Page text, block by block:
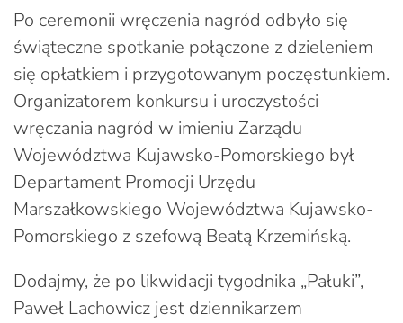
Po ceremonii wręczenia nagród odbyło się
świąteczne spotkanie połączone z dzieleniem
się opłatkiem i przygotowanym poczęstunkiem.
Organizatorem konkursu i uroczystości
wręczania nagród w imieniu Zarządu
Województwa Kujawsko-Pomorskiego był
Departament Promocji Urzędu
Marszałkowskiego Województwa Kujawsko-
Pomorskiego z szefową Beatą Krzemińską.
Dodajmy, że po likwidacji tygodnika „Pałuki”,
Paweł Lachowicz jest dziennikarzem